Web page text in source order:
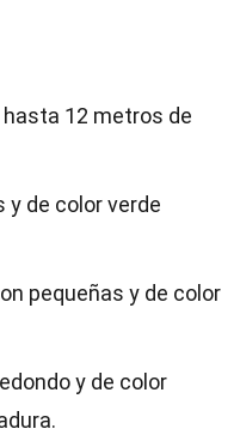
12 metros de
y de color verde
pequeñas y de color
y de color